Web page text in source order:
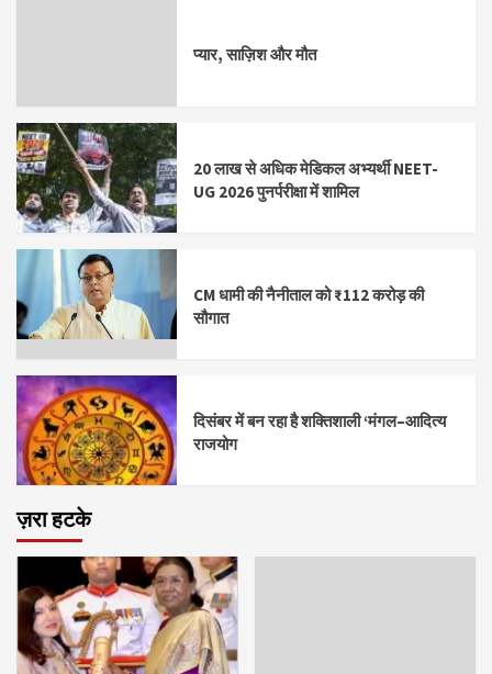
प्यार, साज़िश और मौत
20 लाख से अधिक मेडिकल अभ्यर्थी NEET-
UG 2026 पुनर्परीक्षा में शामिल
CM धामी की नैनीताल को ₹112 करोड़ की
सौगात
दिसंबर में बन रहा है शक्तिशाली ‘मंगल–आदित्य
राजयोग
ज़रा हटके